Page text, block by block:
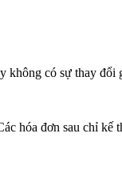
không có sự thay đổi
hóa đơn sau chỉ kế